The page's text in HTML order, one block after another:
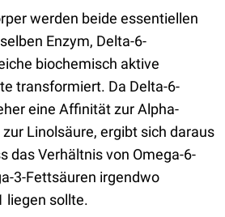
werden beide essentiellen
Enzym, Delta-6-
biochemisch aktive
transformiert. Da Delta-6-
eine Affinität zur Alpha-
Linolsäure, ergibt sich daraus
das Verhältnis von Omega-6-
3-Fettsäuren irgendwo
liegen sollte.